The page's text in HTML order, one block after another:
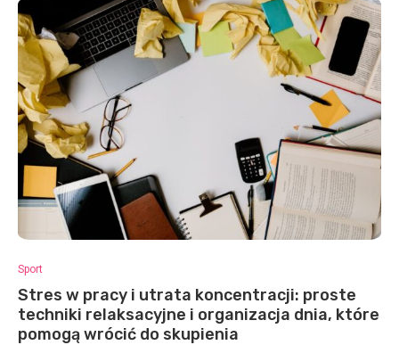
Sport
Stres w pracy i utrata koncentracji: proste
techniki relaksacyjne i organizacja dnia, które
pomogą wrócić do skupienia